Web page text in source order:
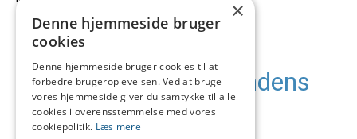
Klage over
forbrugerombudsmandens
afgørelse i JBS-sagen
Download brevet i Word-format. Til
×
Denne hjemmeside bruger
cookies
Denne hjemmeside bruger cookies til at
forbedre brugeroplevelsen. Ved at bruge
vores hjemmeside giver du samtykke til alle
cookies i overensstemmelse med vores
cookiepolitik. Læs mere